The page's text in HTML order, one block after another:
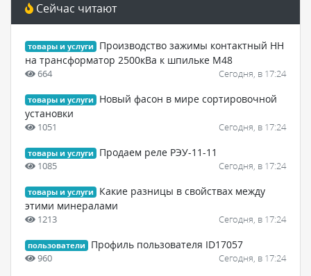
Сейчас читают
товары и услуги
Производство зажимы контактный НН
на трансформатор 2500кВа к шпильке М48
664 Сегодня, в 17:24
товары и услуги
Новый фасон в мире сортировочной
установки
1051 Сегодня, в 17:24
товары и услуги Продаем реле РЭУ-11-11
1085 Сегодня, в 17:24
товары и услуги
Какие разницы в свойствах между
этими минералами
1213 Сегодня, в 17:24
пользователи Профиль пользователя ID17057
960 Сегодня, в 17:24